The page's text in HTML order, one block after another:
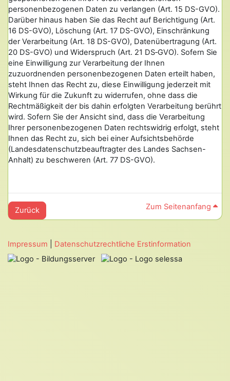
personenbezogenen Daten zu verlangen (Art. 15 DS-GVO).
Darüber hinaus haben Sie das Recht auf Berichtigung (Art.
16 DS-GVO), Löschung (Art. 17 DS-GVO), Einschränkung
der Verarbeitung (Art. 18 DS-GVO), Datenübertragung (Art.
20 DS-GVO) und Widerspruch (Art. 21 DS‑GVO). Sofern Sie
eine Einwilligung zur Verarbeitung der Ihnen
zuzuordnenden personenbezogenen Daten erteilt haben,
steht Ihnen das Recht zu, diese Einwilligung jederzeit mit
Wirkung für die Zukunft zu widerrufen, ohne dass die
Rechtmäßigkeit der bis dahin erfolgten Verarbeitung berührt
wird. Sofern Sie der Ansicht sind, dass die Verarbeitung
Ihrer personenbezogenen Daten rechtswidrig erfolgt, steht
Ihnen das Recht zu, sich bei einer Aufsichtsbehörde
(Landesdatenschutzbeauftragter des Landes Sachsen-
Anhalt) zu beschweren (Art. 77 DS-GVO).
Zurück Zum Seitenanfang
Impressum Datenschutzrechtliche Erstinformation